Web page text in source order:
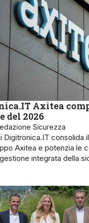
Axitea
del 2026
Sicurezza
Digitronica.IT consolida
Axitea e potenzia le
integrata della